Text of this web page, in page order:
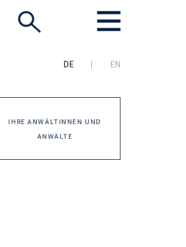
DE EN
IHRE ANWÄLTINNEN UND
ANWÄLTE